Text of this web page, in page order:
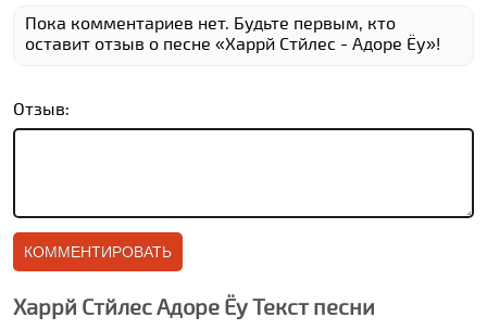
Пока комментариев нет. Будьте первым, кто
оставит отзыв о песне «Харрй Стйлес - Адоре Ёу»!
Отзыв:
Харрй Стйлес Адоре Ёу Текст песни